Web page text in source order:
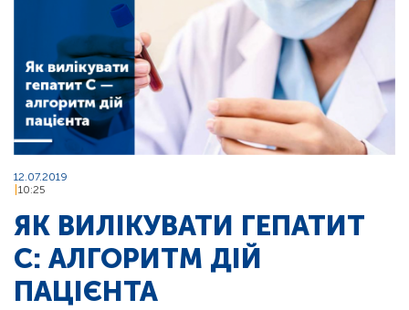
12.07.2019
10:25
ЯК ВИЛІКУВАТИ ГЕПАТИТ
С: АЛГОРИТМ ДІЙ
ПАЦІЄНТА